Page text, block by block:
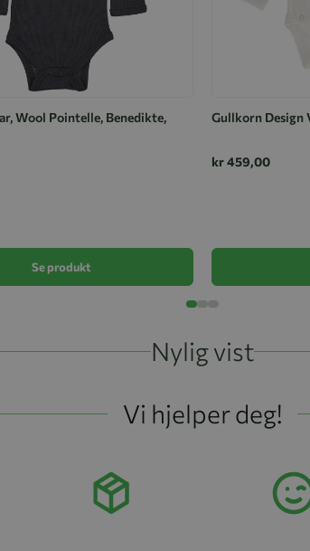
Wool Pointelle, Benedikte,
Se produkt
Gullkorn Design
kr 459,00
Nylig vist
Vi hjelper deg!